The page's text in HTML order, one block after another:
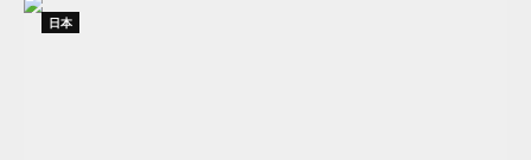
日本